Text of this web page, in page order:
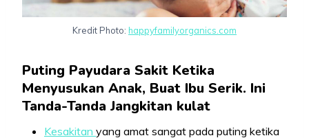
Kredit Photo: happyfamilyorganics.com
Puting Payudara Sakit Ketika
Menyusukan Anak, Buat Ibu Serik. Ini
Tanda-Tanda Jangkitan kulat
Kesakitan yang amat sangat pada puting ketika